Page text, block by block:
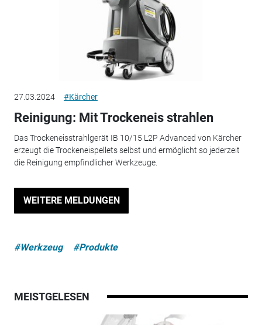
27.03.2024 #Kärcher
Reinigung: Mit Trockeneis strahlen
Das Trockeneisstrahlgerät IB 10/15 L2P Advanced von Kärcher
erzeugt die Trockeneispellets selbst und ermöglicht so jederzeit
die Reinigung empfindlicher Werkzeuge.
WEITERE MELDUNGEN
#Werkzeug #Produkte
MEISTGELESEN